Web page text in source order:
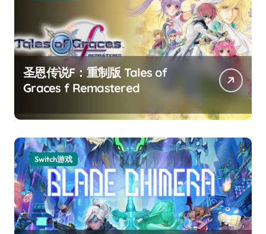
圣恩传说F：重制版 Tales of
Graces f Remastered
Switch游戏